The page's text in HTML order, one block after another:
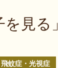
を見
飛蚊症・光視症